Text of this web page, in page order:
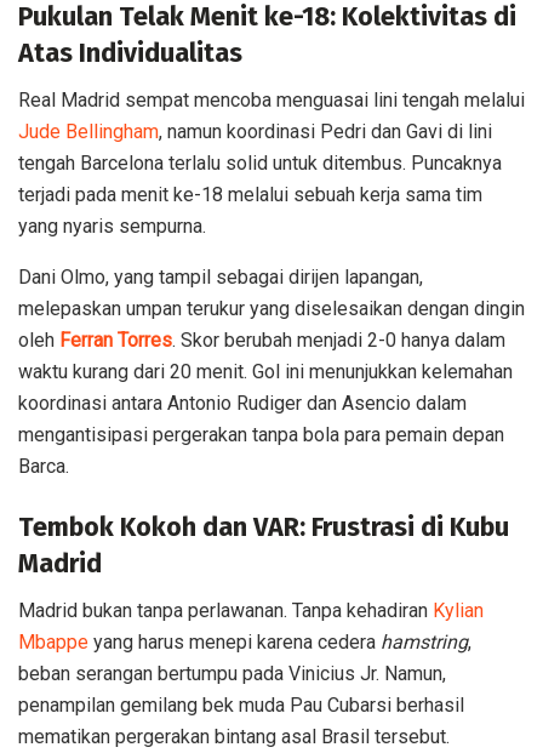
Pukulan Telak Menit ke-18: Kolektivitas di
Atas Individualitas
Real Madrid sempat mencoba menguasai lini tengah melalui
Jude Bellingham, namun koordinasi Pedri dan Gavi di lini
tengah Barcelona terlalu solid untuk ditembus. Puncaknya
terjadi pada menit ke-18 melalui sebuah kerja sama tim
yang nyaris sempurna.
Dani Olmo, yang tampil sebagai dirijen lapangan,
melepaskan umpan terukur yang diselesaikan dengan dingin
oleh Ferran Torres. Skor berubah menjadi 2-0 hanya dalam
waktu kurang dari 20 menit. Gol ini menunjukkan kelemahan
koordinasi antara Antonio Rudiger dan Asencio dalam
mengantisipasi pergerakan tanpa bola para pemain depan
Barca.
Tembok Kokoh dan VAR: Frustrasi di Kubu
Madrid
Madrid bukan tanpa perlawanan. Tanpa kehadiran Kylian
Mbappe yang harus menepi karena cedera hamstring,
beban serangan bertumpu pada Vinicius Jr. Namun,
penampilan gemilang bek muda Pau Cubarsi berhasil
mematikan pergerakan bintang asal Brasil tersebut.